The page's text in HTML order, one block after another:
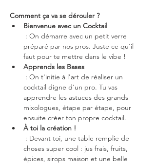
Comment ça va se dérouler ?
Bienvenue avec un Cocktail
préparé par nos pros. Juste ce qu'il
faut pour te mettre dans le vibe !
Apprends les Bases
cocktail digne d'un pro. Tu vas
apprendre les astuces des grands
mixologues, étape par étape, pour
ensuite créer ton propre cocktail.
À toi la création !
choses super cool : jus frais, fruits,
épices, sirops maison et une belle